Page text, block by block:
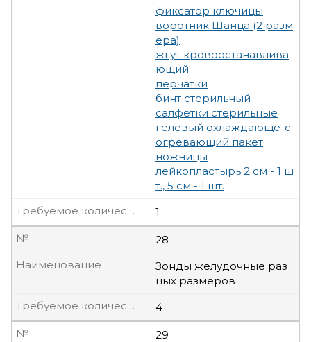
фиксатор ключицы
воротник Шанца (2 разм
ера)
жгут кровоостанавлива
ющий
перчатки
бинт стерильный
салфетки стерильные
гелевый охлаждающе-с
огревающий пакет
ножницы
лейкопластырь 2 см - 1 ш
т., 5 см - 1 шт.
1
Требуемое количество, шт
28
№
Зонды желудочные раз
ных размеров
Наименование
4
Требуемое количество, шт
29
№